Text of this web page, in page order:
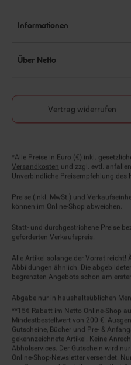
Informationen
Über Netto
Vertrag widerrufen
Fußnoten
*Alle Preise in Euro (€) inkl.
Versandkosten und zzgl. evtl.
Unverbindliche Preisempfehlung des
Preise (inkl. MwSt.) und
können im Online-Shop abweichen.
Statt- und durchgestrichene Preise
geforderten Verkaufspreis.
Alle Artikel solange der Vorrat reicht!
Abbildungen ähnlich. Die
begrenzten Angebots schon am
Abgabe nur in haushaltsüblichen
**15€ Rabatt im Netto Online-Shop
Mindestbestellwert von 200 €.
Gutscheine, Bücher und Pre- &
gekennzeichnete Artikel. Keine
Abholservices. Der Gutschein wird
Online-Shop-Newsletter versendet.